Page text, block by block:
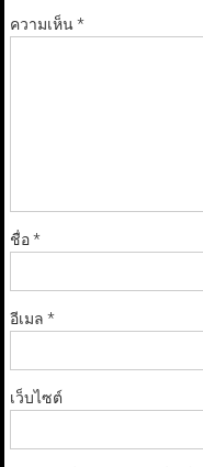
ความเห็น*
ชื่อ*
อีเมล *
เว็บไซต์